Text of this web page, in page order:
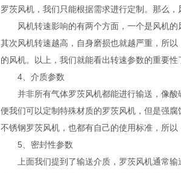
罗茨风机，我们只能根据需求进行定制。那么
风机转速影响的有两个方面，一个是风机的
其次风机转速越高，自身磨损也就越严重，所
的风机。以上，我们就能看出转速参数的重要性
4、介质参数
并非所有气体罗茨风机都能进行输送，像酸
便我们可以定制特殊材质的罗茨风机，但是强
不锈钢罗茨风机，也都有自己的使用标准，所
5、密封性参数
上面我们提到了输送介质，罗茨风机通常输